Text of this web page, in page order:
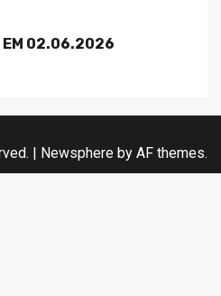
EM 02.06.2026
| Newsphere by AF themes.